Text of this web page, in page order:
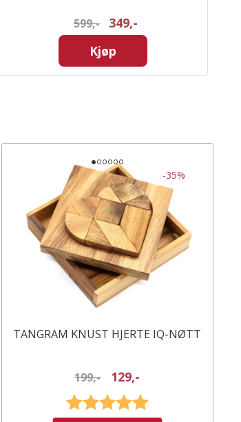
599,-
349,-
Kjøp
-35%
TANGRAM KNUST HJERTE IQ-NØTT
199,- 129,-
Karakter:
5.0 av 5 mulige